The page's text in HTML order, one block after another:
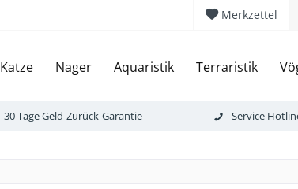
Merkzettel
Katze Nager Aquaristik Terraristik
30 Tage Geld-Zurück-Garantie Service